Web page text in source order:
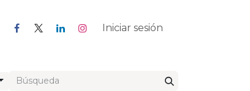
Foro Empleos
Iniciar sesión